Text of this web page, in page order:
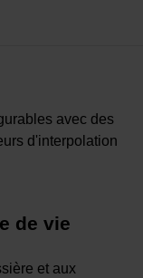
avec des
d'interpolation
de vie
et aux